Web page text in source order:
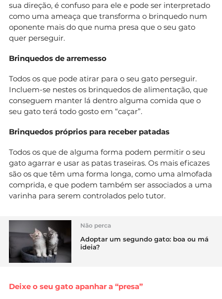
sua direção, é confuso para ele e pode ser interpretado
como uma ameaça que transforma o brinquedo num
oponente mais do que numa presa que o seu gato
quer perseguir.
Brinquedos de arremesso
Todos os que pode atirar para o seu gato perseguir.
Incluem-se nestes os brinquedos de alimentação, que
conseguem manter lá dentro alguma comida que o
seu gato terá todo gosto em “caçar”.
Brinquedos próprios para receber patadas
Todos os que de alguma forma podem permitir o seu
gato agarrar e usar as patas traseiras. Os mais eficazes
são os que têm uma forma longa, como uma almofada
comprida, e que podem também ser associados a uma
varinha para serem controlados pelo tutor.
Não perca
Adoptar um segundo gato: boa ou má
ideia?
Deixe o seu gato apanhar a “presa”